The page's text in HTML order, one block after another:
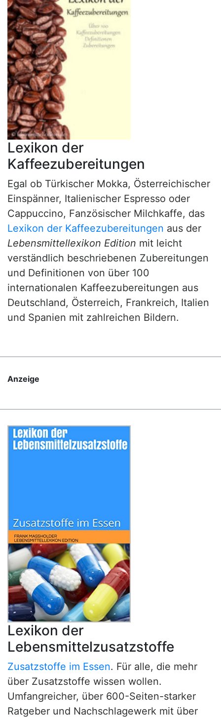
Lexikon der
Kaffeezubereitungen
Egal ob Türkischer Mokka, Österreichischer
Einspänner, Italienischer Espresso oder
Cappuccino, Fanzösischer Milchkaffe, das
Lexikon der Kaffeezubereitungen aus der
Lebensmittellexikon Edition mit leicht
verständlich beschriebenen Zubereitungen
und Definitionen von über 100
internationalen Kaffeezubereitungen aus
Deutschland, Österreich, Frankreich, Italien
und Spanien mit zahlreichen Bildern.
Anzeige
Lexikon der
Lebensmittelzusatzstoffe
Zusatzstoffe im Essen. Für alle, die mehr
über Zusatzstoffe wissen wollen.
Umfangreicher, über 600-Seiten-starker
Ratgeber und Nachschlagewerk mit über